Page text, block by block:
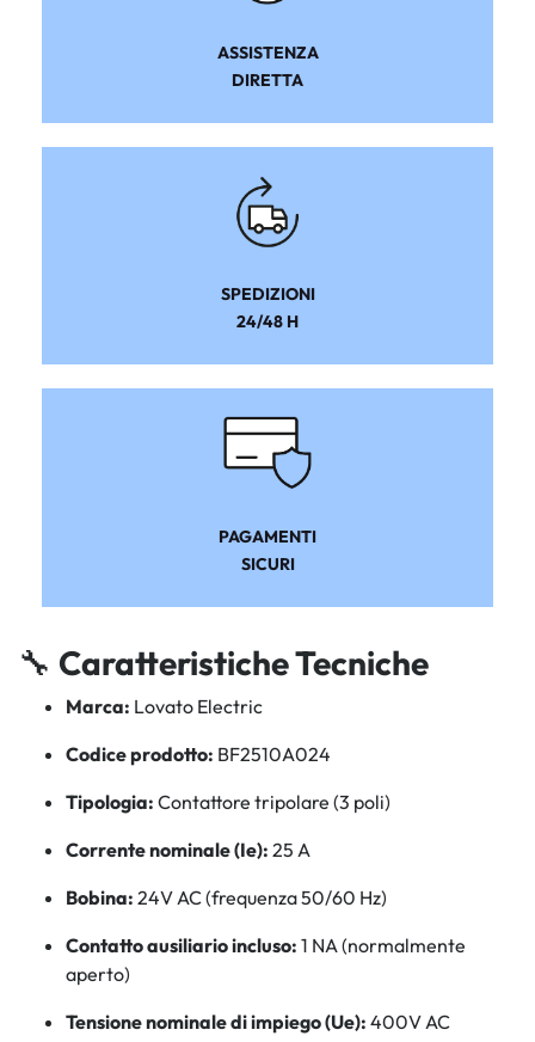
ASSISTENZA
DIRETTA
SPEDIZIONI
24/48 H
PAGAMENTI
SICURI
🔧 Caratteristiche Tecniche
Marca: Lovato Electric
Codice prodotto: BF2510A024
Tipologia: Contattore tripolare (3 poli)
Corrente nominale (Ie): 25 A
Bobina: 24V AC (frequenza 50/60 Hz)
Contatto ausiliario incluso: 1 NA (normalmente
aperto)
Tensione nominale di impiego (Ue): 400V AC